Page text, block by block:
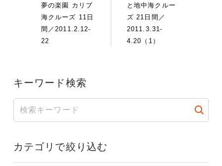
夢の楽園 カリブ
海クルーズ 11日
間／2011.2.12-
22
と地中海クルー
ズ 21日間／
2011.3.31-
4.20（1）
キーワード検索
カテゴリで絞り込む